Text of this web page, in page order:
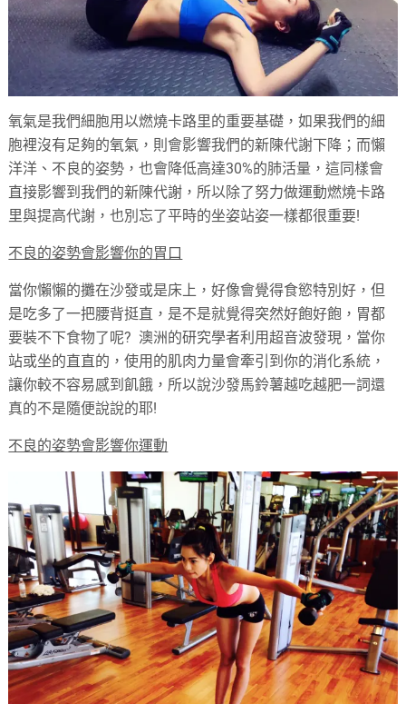
氧氣是我們細胞用以燃燒卡路里的重要基礎，如果我們的細
胞裡沒有足夠的氧氣，則會影響我們的新陳代謝下降；而懶
洋洋、不良的姿勢，也會降低高達30%的肺活量，這同樣會
直接影響到我們的新陳代謝，所以除了努力做運動燃燒卡路
里與提高代謝，也別忘了平時的坐姿站姿一樣都很重要!
不良的姿勢會影響你的胃口
當你懶懶的攤在沙發或是床上，好像會覺得食慾特別好，但
是吃多了一把腰背挺直，是不是就覺得突然好飽好飽，胃都
要裝不下食物了呢? 澳洲的研究學者利用超音波發現，當你
站或坐的直直的，使用的肌肉力量會牽引到你的消化系統，
讓你較不容易感到飢餓，所以說沙發馬鈴薯越吃越肥一詞還
真的不是隨便說說的耶!
不良的姿勢會影響你運動